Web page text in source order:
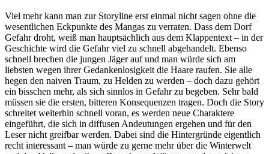
Viel mehr kann man zur Storyline erst einmal nicht sagen ohne die
wesentlichen Eckpunkte des Mangas zu verraten. Dass dem Dorf
Gefahr droht, weiß man hauptsächlich aus dem Klappentext – in der
Geschichte wird die Gefahr viel zu schnell abgehandelt. Ebenso
schnell brechen die jungen Jäger auf und man würde sich am
liebsten wegen ihrer Gedankenlosigkeit die Haare raufen. Sie alle
hegen den naiven Traum, zu Helden zu werden – doch dazu gehört
ein bisschen mehr, als sich sinnlos in Gefahr zu begeben. Sehr bald
müssen sie die ersten, bitteren Konsequenzen tragen. Doch die Story
schreitet weiterhin schnell voran, es werden neue Charaktere
eingeführt, die sich in diffusen Andeutungen ergehen und für den
Leser nicht greifbar werden. Dabei sind die Hintergründe eigentlich
recht interessant – man würde zu gerne mehr über die Winterwelt